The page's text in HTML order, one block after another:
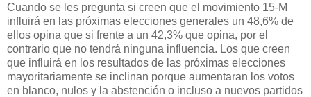
Cuando se les pregunta si creen que el movimiento 15-M
influirá en las próximas elecciones generales un 48,6% de
ellos opina que si frente a un 42,3% que opina, por el
contrario que no tendrá ninguna influencia. Los que creen
que influirá en los resultados de las próximas elecciones
mayoritariamente se inclinan porque aumentaran los votos
en blanco, nulos y la abstención o incluso a nuevos partidos